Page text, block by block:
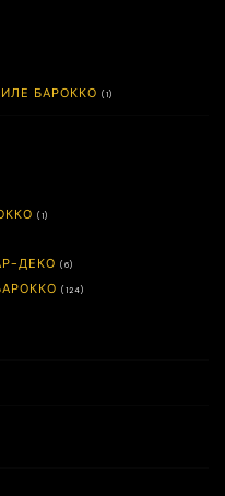
БАРОККО (1)
(1)
ДЕКО (6)
(124)